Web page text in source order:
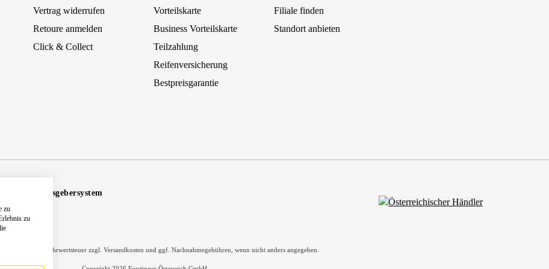
Vertrag widerrufen
Retoure anmelden
Click & Collect
Vorteilskarte
Business Vorteilskarte
Teilzahlung
Reifenversicherung
Bestpreisgarantie
Filiale finden
Standort anbieten
Hinweisgebersystem
inkl. gesetzl. Mehrwertsteuer zzgl. Versandkosten und ggf. Nachnahmegebühren, wenn nicht anders angegeben.
zu
zu